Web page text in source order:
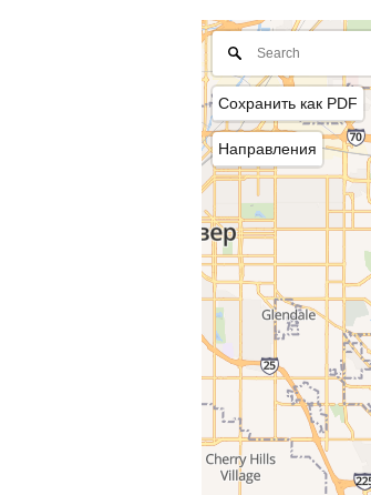
Сохранить как PDF
Направления